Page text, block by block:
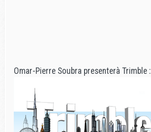
Omar-Pierre Soubra presenterà Trimble :